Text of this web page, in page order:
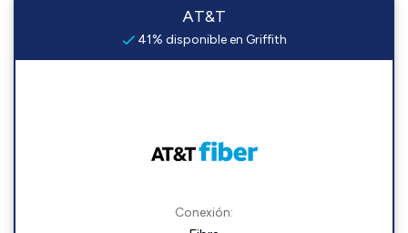
AT&T
41% disponible en Griffith
Conexión: